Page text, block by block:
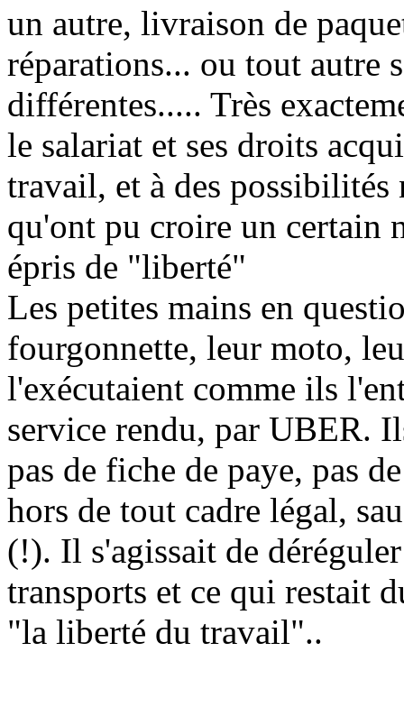
un autre, livraison de
réparations... ou tout autre
différentes..... Très
le salariat et ses droits
travail, et à des
qu'ont pu croire un certain
épris de "liberté"
Les petites mains en
fourgonnette, leur moto,
l'exécutaient comme ils
service rendu, par UBER.
pas de fiche de paye, pas
hors de tout cadre légal,
(!). Il s'agissait de
transports et ce qui restait
"la liberté du travail"..